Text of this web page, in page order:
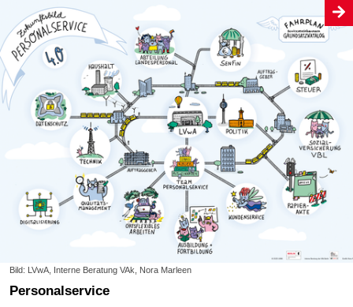
Bild: LVwA, Interne Beratung VAk, Nora Marleen
Personalservice